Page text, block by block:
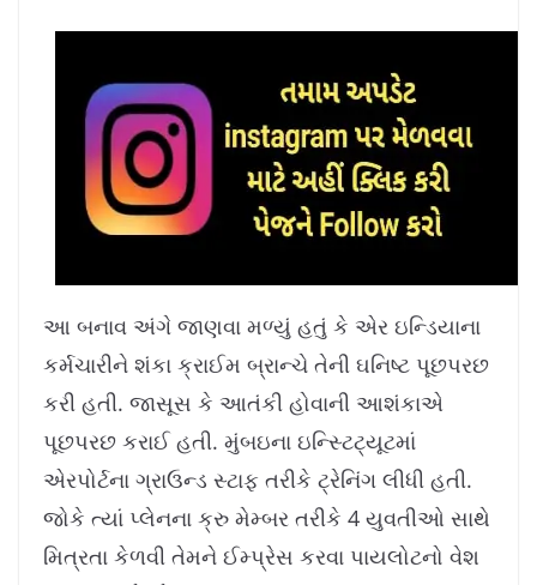
આ બનાવ અંગે જાણવા મળ્યું હતું કે એર ઇન્ડિયાના
કર્મચારીને શંકા ક્રાઈમ બ્રાન્ચે તેની ઘનિષ્ટ પૂછપરછ
કરી હતી. જાસૂસ કે આતંકી હોવાની આશંકાએ
પૂછપરછ કરાઈ હતી. મુંબઇના ઇન્સ્ટિટ્યૂટમાં
એરપોર્ટના ગ્રાઉન્ડ સ્ટાફ તરીકે ટ્રેનિંગ લીધી હતી.
જોકે ત્યાં પ્લેનના ક્રુ મેમ્બર તરીકે 4 યુવતીઓ સાથે
મિત્રતા કેળવી તેમને ઈમ્પ્રેસ કરવા પાયલોટનો વેશ